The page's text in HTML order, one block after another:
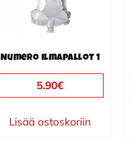
Numero ilmapallot 1
5.90€
Lisää ostoskoriin